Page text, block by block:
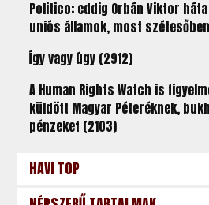
Politico: eddig Orbán Viktor
uniós államok, most
Így vagy úgy (2912)
A Human Rights Watch is
küldött Magyar Péteréknek,
pénzeket (2103)
HAVI TOP